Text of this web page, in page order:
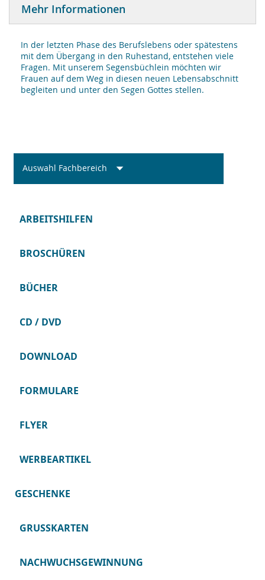
Mehr Informationen
In der letzten Phase des Berufslebens oder spätestens
mit dem Übergang in den Ruhestand, entstehen viele
Fragen. Mit unserem Segensbüchlein möchten wir
Frauen auf dem Weg in diesen neuen Lebensabschnitt
begleiten und unter den Segen Gottes stellen.
Auswahl Fachbereich
ARBEITSHILFEN
BROSCHÜREN
BÜCHER
CD / DVD
DOWNLOAD
FORMULARE
FLYER
WERBEARTIKEL
GESCHENKE
GRUSSKARTEN
NACHWUCHSGEWINNUNG